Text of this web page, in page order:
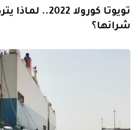
تويوتا كورولا
شرائها؟